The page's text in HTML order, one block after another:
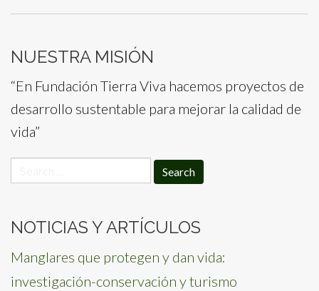
NUESTRA MISIÓN
“En Fundación Tierra Viva hacemos proyectos de
desarrollo sustentable para mejorar la calidad de
vida”
for:
NOTICIAS Y ARTÍCULOS
Manglares que protegen y dan vida:
investigación-conservación y turismo